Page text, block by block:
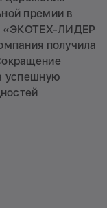
премии в
«ЭКОТЕХ-ЛИДЕР
получила
успешную